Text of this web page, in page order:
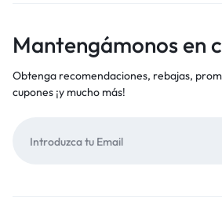
Mantengámonos en
Obtenga recomendaciones, rebajas,
cupones ¡y mucho más!